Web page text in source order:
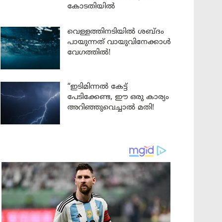
കോടതിയിൽ
വെള്ളത്തിനടിയിൽ ശബ്ദം
പായുന്നത് വായുവിനേക്കാൾ
വേഗത്തിൽ!
“ഇടിമിന്നൽ കേട്ട്
പേടിക്കേണ്ട, ഈ ഒരു കാര്യം
അറിഞ്ഞുവെച്ചാൽ മതി!